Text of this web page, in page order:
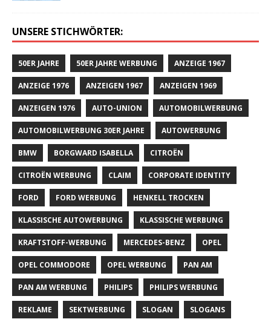
UNSERE STICHWÖRTER:
50ER JAHRE 50ER JAHRE WERBUNG ANZEIGE 1967
ANZEIGE 1976 ANZEIGEN 1967 ANZEIGEN 1969
ANZEIGEN 1976 AUTO-UNION AUTOMOBILWERBUNG
AUTOMOBILWERBUNG 30ER JAHRE AUTOWERBUNG
BMW BORGWARD ISABELLA CITROËN
CITROËN WERBUNG CLAIM CORPORATE IDENTITY
FORD FORD WERBUNG HENKELL TROCKEN
KLASSISCHE AUTOWERBUNG KLASSISCHE WERBUNG
KRAFTSTOFF-WERBUNG MERCEDES-BENZ OPEL
OPEL COMMODORE OPEL WERBUNG PAN AM
PAN AM WERBUNG PHILIPS PHILIPS WERBUNG
REKLAME SEKTWERBUNG SLOGAN SLOGANS